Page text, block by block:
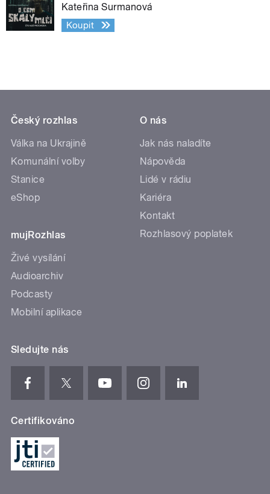
Kateřina Surmanová
Koupit
Český rozhlas
Válka na Ukrajině
Komunální volby
Stanice
eShop
mujRozhlas
Živé vysílání
Audioarchiv
Podcasty
Mobilní aplikace
O nás
Jak nás naladíte
Nápověda
Lidé v rádiu
Kariéra
Kontakt
Rozhlasový poplatek
Sledujte nás
Certifikováno